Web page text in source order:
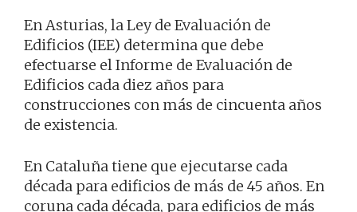
En Asturias, la Ley de Evaluación de
Edificios (IEE) determina que debe
efectuarse el Informe de Evaluación de
Edificios cada diez años para
construcciones con más de cincuenta años
de existencia.
En Cataluña tiene que ejecutarse cada
década para edificios de más de 45 años. En
coruna cada década, para edificios de más